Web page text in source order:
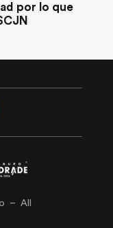
por lo que
– All